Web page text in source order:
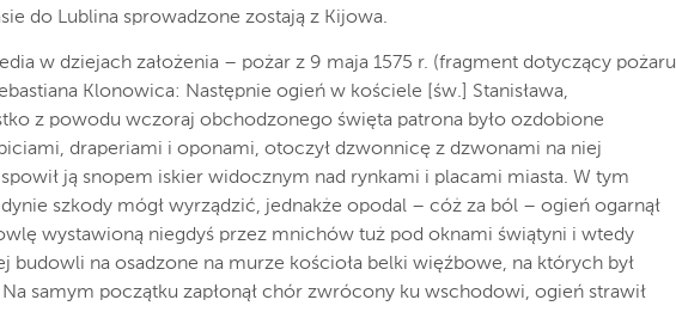
do Lublina sprowadzone zostają z Kijowa.
w dziejach założenia – pożar z 9 maja 1575 r. (fragment dotyczący pożaru
Klonowica: Następnie ogień w kościele [św.] Stanisława,
z powodu wczoraj obchodzonego święta patrona było ozdobione
draperiami i oponami, otoczył dzwonnicę z dzwonami na niej
ją snopem iskier widocznym nad rynkami i placami miasta. W tym
szkody mógł wyrządzić, jednakże opodal – cóż za ból – ogień ogarnął
wystawioną niegdyś przez mnichów tuż pod oknami świątyni i wtedy
budowli na osadzone na murze kościoła belki więźbowe, na których był
samym początku zapłonął chór zwrócony ku wschodowi, ogień strawił